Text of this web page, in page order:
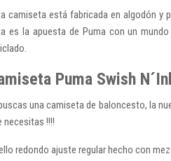
camiseta está fabricada en algodón y
es la apuesta de Puma con un
Puma Swish
una camiseta de baloncesto, la
necesitas !!!!
redondo ajuste regular hecho con